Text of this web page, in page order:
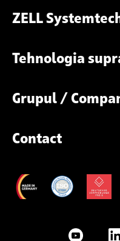
ZELL
Tehnologia
Grupul /
Contact